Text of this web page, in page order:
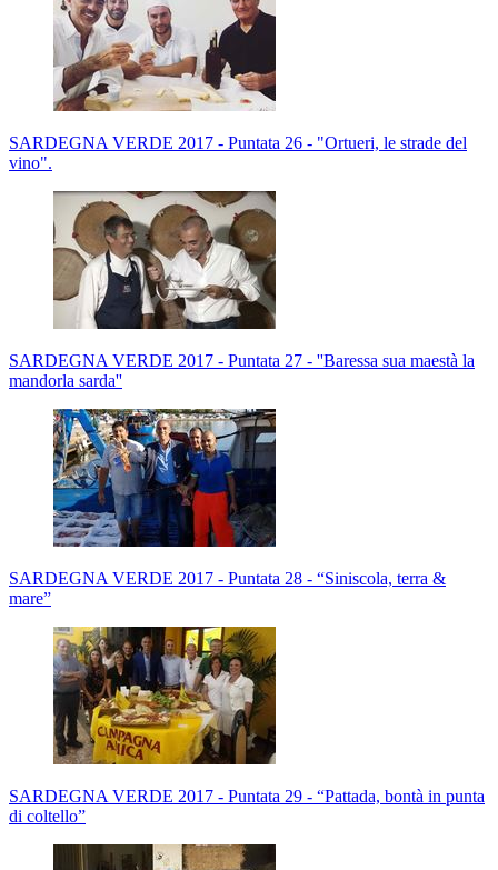
SARDEGNA VERDE 2017 - Puntata 26 - "Ortueri, le strade del
vino".
SARDEGNA VERDE 2017 - Puntata 27 - ''Baressa sua maestà la
mandorla sarda''
SARDEGNA VERDE 2017 - Puntata 28 - “Siniscola, terra &
mare”
SARDEGNA VERDE 2017 - Puntata 29 - “Pattada, bontà in punta
di coltello”